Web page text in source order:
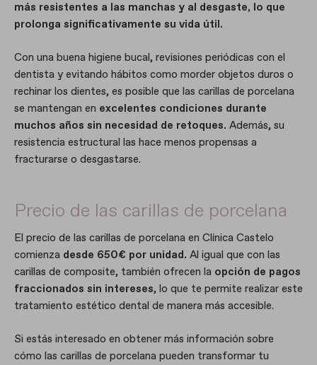
más resistentes a las manchas y al desgaste, lo que
prolonga significativamente su vida útil.
Con una buena higiene bucal, revisiones periódicas con el
dentista y evitando hábitos como morder objetos duros o
rechinar los dientes, es posible que las carillas de porcelana
se mantengan en excelentes condiciones durante
muchos años sin necesidad de retoques. Además, su
resistencia estructural las hace menos propensas a
fracturarse o desgastarse.
Precio de las carillas de porcelana
El precio de las carillas de porcelana en Clínica Castelo
comienza desde 650€ por unidad. Al igual que con las
carillas de composite, también ofrecen la opción de pagos
fraccionados sin intereses, lo que te permite realizar este
tratamiento estético dental de manera más accesible.
Si estás interesado en obtener más información sobre
cómo las carillas de porcelana pueden transformar tu